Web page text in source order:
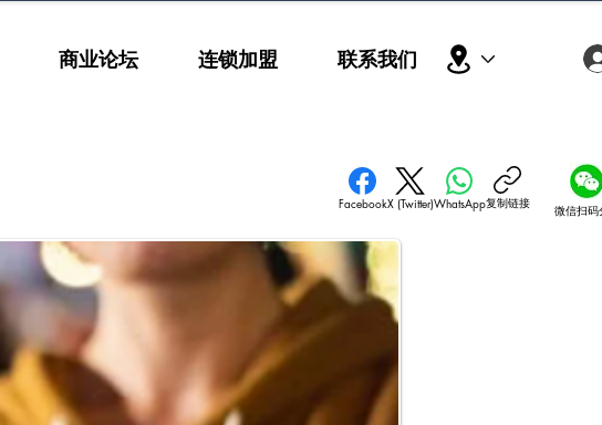
商业论坛 连锁加盟 联系我们
微信扫码
FacebookX (Twitter)WhatsApp复制链接